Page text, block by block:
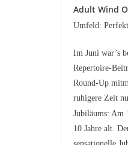
Adult Wind
Umfeld:
Im Juni war’s
Repertoire-
Round-Up
ruhigere Zeit
Jubiläums: Am
10 Jahre alt.